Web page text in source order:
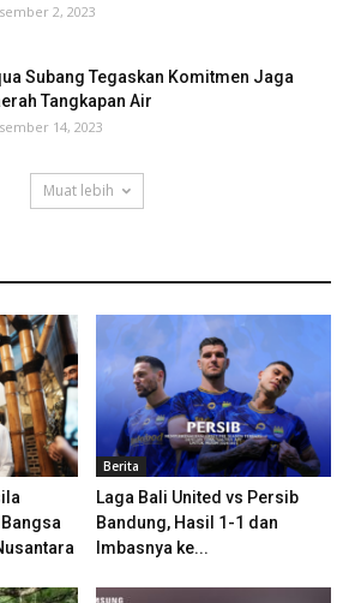
2, 2023
Subang Tegaskan Komitmen Jaga
Tangkapan Air
14, 2023
Muat lebih
Berita
Laga Bali United vs Persib
Bandung, Hasil 1-1 dan
Imbasnya ke...